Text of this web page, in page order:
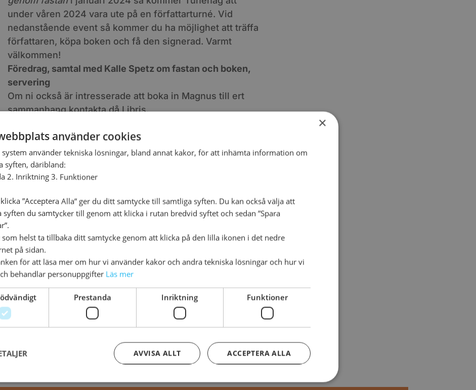
under våren 2024 vara ute på en författarturné. Vid
nedanstående event så kommer du ha möjlighet att träffa
författaren, köpa boken och få den signerad. Varmt
välkommen!
Föredrag, samtal med Kalle Spetz om fastan och boken,
servering
Om ni också är intresserade att boka in Magnus till ert
sammanhang kontakta då Libris.
8 februari, 2024
Skillinge missionshus
Skolgatan 16, Skillinge,
×
använder cookies
system använder tekniska lösningar, bland annat kakor, för att inhämta information om
syften, däribland:
2. Inriktning 3. Funktioner
”Acceptera Alla” ger du ditt samtycke till samtliga syften. Du kan också välja att
syften du samtycker till genom att klicka i rutan bredvid syftet och sedan ”Spara
som helst ta tillbaka ditt samtycke genom att klicka på den lilla ikonen i det nedre
på sidan.
för att läsa mer om hur vi använder kakor och andra tekniska lösningar och hur vi
behandlar personuppgifter Läs mer
Prestanda Inriktning Funktioner
ACCEPTERA ALLA
AVVISA ALLT